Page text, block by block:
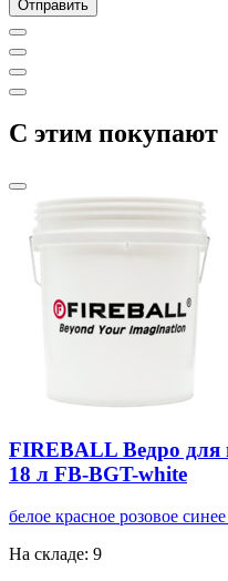
C этим покупают
FIREBALL Ведро для
18 л FB-BGT-white
белое красное розовое синее
На складе: 9